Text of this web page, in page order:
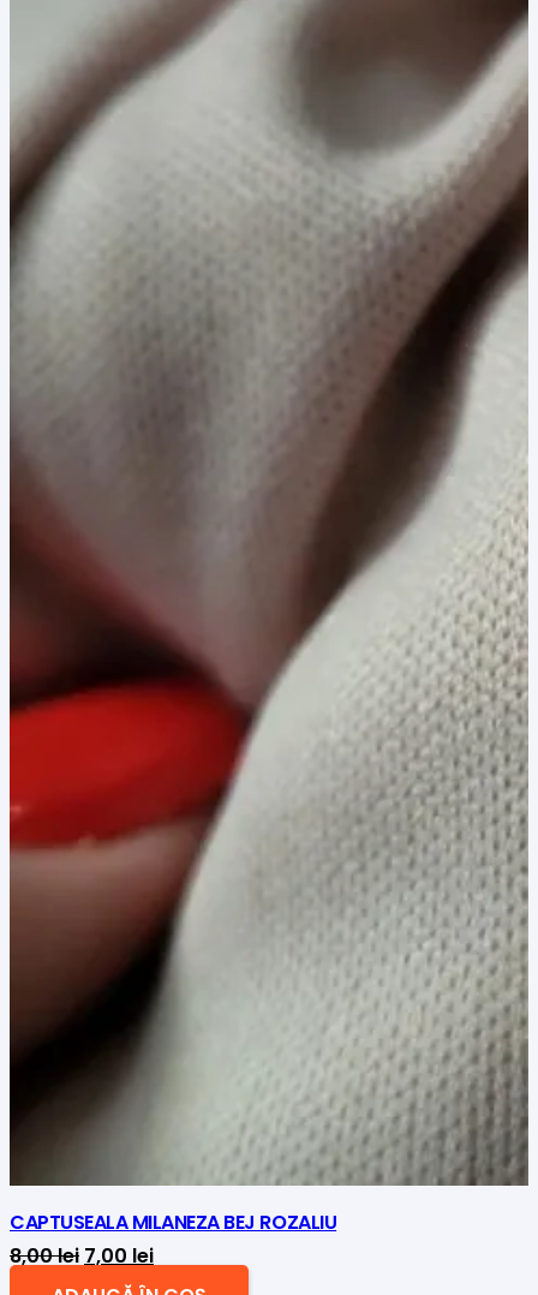
CAPTUSEALA MILANEZA BEJ ROZALIU
8,00lei Prețul
inițial
7,00 leiPrețul
curent